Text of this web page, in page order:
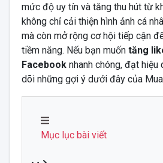
mức độ uy tín và tăng thu hút từ
không chỉ cải thiện hình ảnh cá
mà còn mở rộng cơ hội tiếp cận
tiềm năng. Nếu bạn muốn tăng
Facebooknhanh chóng, đạt hiệu
dõi những gợi ý dưới đây của
Mục lục bài viết